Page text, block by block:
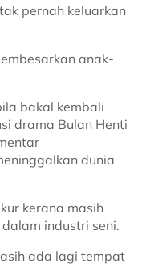
pernah keluarkan
anak-
bakal kembali
drama Bulan Henti
dunia
kerana masih
industri seni.
ada lagi tempat